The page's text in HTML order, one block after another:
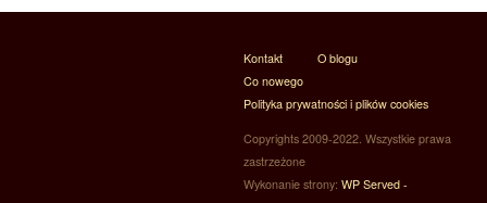
Kontakt
O blogu
Co nowego
Polityka prywatności i plików cookies
Copyrights 2009-2022. Wszystkie prawa
zastrzeżone
Wykonanie strony: WP Served -